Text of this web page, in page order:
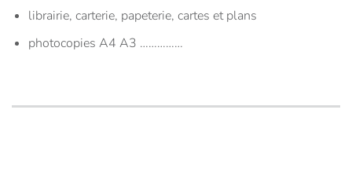
librairie, carterie, papeterie, cartes et plans
photocopies A4 A3 ……………